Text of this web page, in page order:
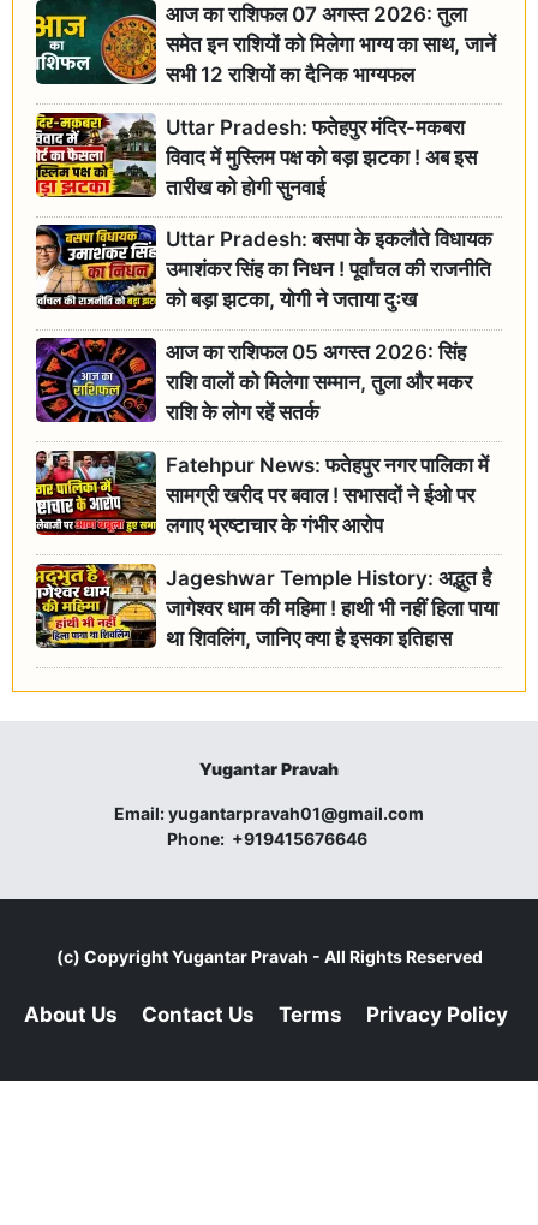
आज का राशिफल 07 अगस्त 2026: तुला
समेत इन राशियों को मिलेगा भाग्य का साथ, जानें
सभी 12 राशियों का दैनिक भाग्यफल
Uttar Pradesh: फतेहपुर मंदिर-मकबरा
विवाद में मुस्लिम पक्ष को बड़ा झटका ! अब इस
तारीख को होगी सुनवाई
Uttar Pradesh: बसपा के इकलौते विधायक
उमाशंकर सिंह का निधन ! पूर्वांचल की राजनीति
को बड़ा झटका, योगी ने जताया दुःख
आज का राशिफल 05 अगस्त 2026: सिंह
राशि वालों को मिलेगा सम्मान, तुला और मकर
राशि के लोग रहें सतर्क
Fatehpur News: फतेहपुर नगर पालिका में
सामग्री खरीद पर बवाल ! सभासदों ने ईओ पर
लगाए भ्रष्टाचार के गंभीर आरोप
Jageshwar Temple History: अद्भुत है
जागेश्वर धाम की महिमा ! हाथी भी नहीं हिला पाया
था शिवलिंग, जानिए क्या है इसका इतिहास
Yugantar Pravah
Email:yugantarpravah01@gmail.com
Phone: +919415676646
(c) CopyrightYugantar Pravah - All Rights Reserved
About Us Contact Us Terms Privacy Policy